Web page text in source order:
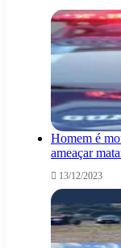
Homem é
ameaçar
13/12/2023